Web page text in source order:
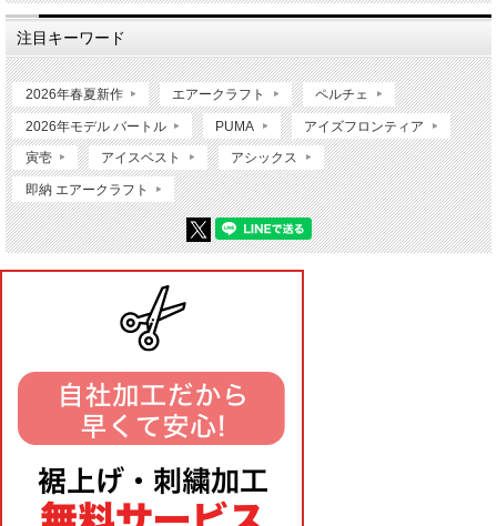
注目キーワード
2026年春夏新作 エアークラフト ペルチェ
2026年モデル バートル PUMA アイズフロンティア
寅壱 アイスベスト アシックス
即納 エアークラフト